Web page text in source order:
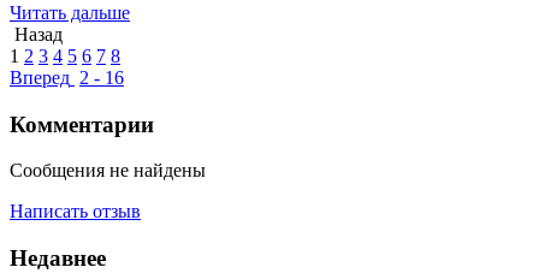
Читать дальше
Назад
1 2 3 4 5 6 7 8
Вперед 2 - 16
Комментарии
Сообщения не найдены
Написать отзыв
Недавнее